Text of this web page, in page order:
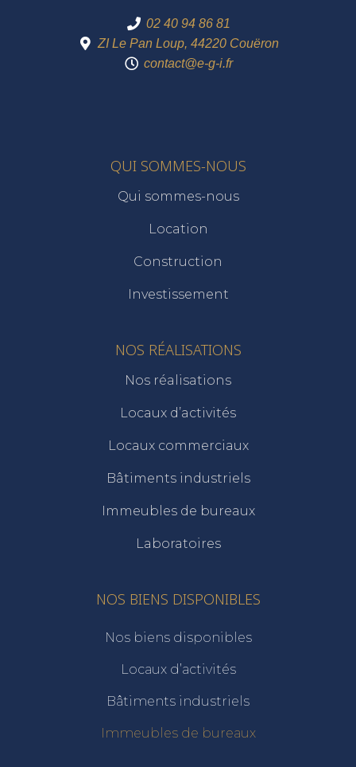
02 40 94 86 81
ZI Le Pan Loup, 44220 Couëron
contact@e-g-i.fr
QUI SOMMES-NOUS
Qui sommes-nous
Location
Construction
Investissement
NOS RÉALISATIONS
Nos réalisations
Locaux d’activités
Locaux commerciaux
Bâtiments industriels
Immeubles de bureaux
Laboratoires
NOS BIENS DISPONIBLES
Nos biens disponibles
Locaux d’activités
Bâtiments industriels
Immeubles de bureaux